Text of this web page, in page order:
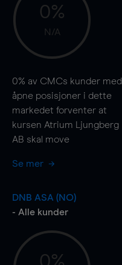
0%
N/A
0% av CMCs kunder med
åpne posisjoner i dette
markedet forventer at
kursen Atrium Ljungberg
AB skal move
Se mer
DNB ASA (NO)
- Alle kunder